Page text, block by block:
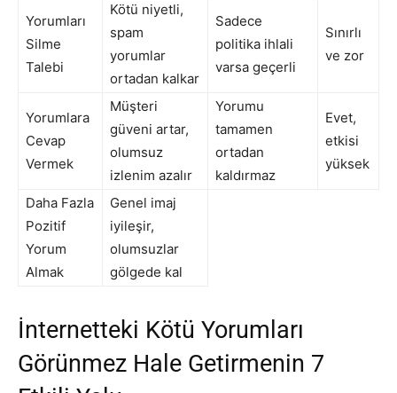
Yorumları
Silme
Talebi
Kötü niyetli,
spam
yorumlar
ortadan kalkar
Sadece
politika ihlali
varsa geçerli
Sınırlı
ve zor
Yorumlara
Cevap
Vermek
Müşteri
güveni artar,
olumsuz
izlenim azalır
Yorumu
tamamen
ortadan
kaldırmaz
Evet,
etkisi
yüksek
Daha Fazla
Pozitif
Yorum
Almak
Genel imaj
iyileşir,
olumsuzlar
gölgede kal
İnternetteki Kötü Yorumları
Görünmez Hale Getirmenin 7